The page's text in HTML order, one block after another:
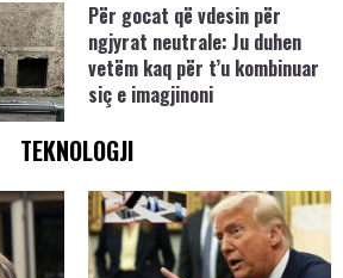
Për gocat që vdesin për
ngjyrat neutrale: Ju duhen
vetëm kaq për t’u kombinuar
siç e imagjinoni
TEKNOLOGJI